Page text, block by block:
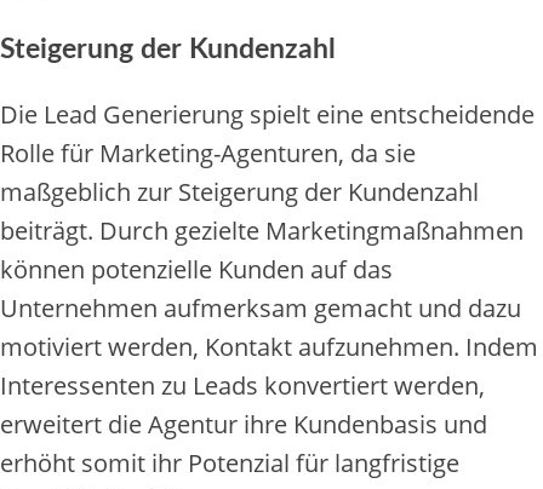
Steigerung der Kundenzahl
Die Lead Generierung spielt eine entscheidende
Rolle für Marketing-Agenturen, da sie
maßgeblich zur Steigerung der Kundenzahl
beiträgt. Durch gezielte Marketingmaßnahmen
können potenzielle Kunden auf das
Unternehmen aufmerksam gemacht und dazu
motiviert werden, Kontakt aufzunehmen. Indem
Interessenten zu Leads konvertiert werden,
erweitert die Agentur ihre Kundenbasis und
erhöht somit ihr Potenzial für langfristige